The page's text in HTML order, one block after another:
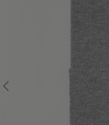
サイズからブラを探す